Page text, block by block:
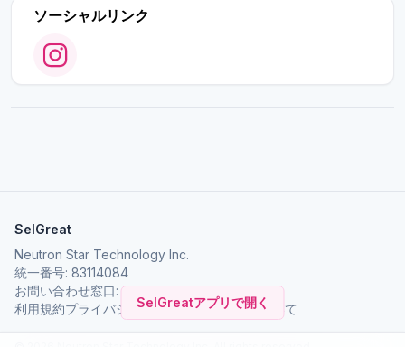
SelGreatアプリで開く
ソーシャルリンク
SelGreat
Neutron Star Technology Inc.
統一番号: 83114084
お問い合わせ窓口:neutronstar.ai@gmail.com
利用規約プライバシーポリシーSelGreat について